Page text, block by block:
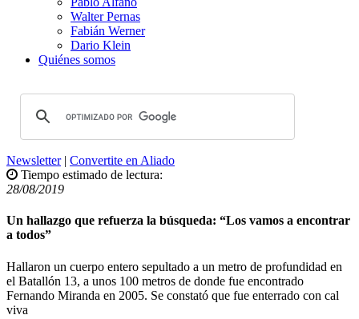
Walter Pernas
Fabián Werner
Dario Klein
Quiénes somos
Newsletter| Convertite en Aliado
Tiempo estimado de lectura:
28/08/2019
Un hallazgo que refuerza la búsqueda: “Los vamos a encontrar
a todos”
Hallaron un cuerpo entero sepultado a un metro de profundidad en
el Batallón 13, a unos 100 metros de donde fue encontrado
Fernando Miranda en 2005. Se constató que fue enterrado con cal
viva